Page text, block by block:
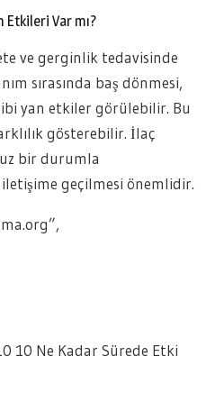
Etkileri Var mı?
ve gerginlik tedavisinde
sırasında baş dönmesi,
yan etkiler görülebilir. Bu
gösterebilir. İlaç
bir durumla
iletişime geçilmesi önemlidir.
10 Ne Kadar Sürede Etki